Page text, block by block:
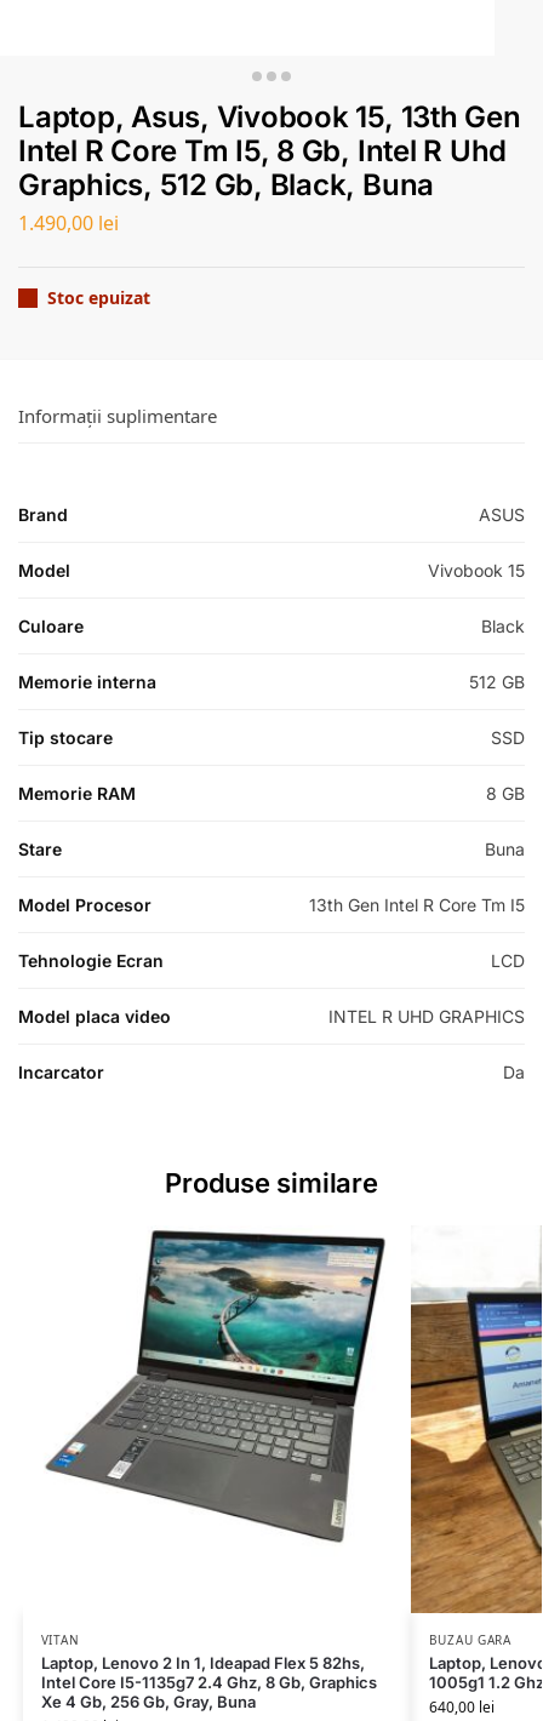
Laptop, Asus, Vivobook 15, 13th Gen
Intel R Core Tm I5, 8 Gb, Intel R Uhd
Graphics, 512 Gb, Black, Buna
1.490,00 lei
Stoc epuizat
Informații suplimentare
Brand ASUS
Model Vivobook 15
Culoare Black
Memorie interna 512 GB
Tip stocare SSD
Memorie RAM 8 GB
Stare Buna
Model Procesor 13th Gen Intel R Core Tm I5
Tehnologie Ecran LCD
Model placa video INTEL R UHD GRAPHICS
Incarcator Da
Produse similare
VITAN
Laptop, Lenovo 2 In 1, Ideapad Flex 5 82hs,
Intel Core I5-1135g7 2.4 Ghz, 8 Gb, Graphics
Xe 4 Gb, 256 Gb, Gray, Buna
BUZAU GARA
Laptop,
1005g1 1.2
640,00 lei